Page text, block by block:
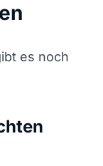
es noch